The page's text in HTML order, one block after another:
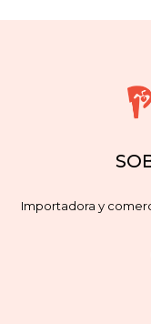
Importadora y